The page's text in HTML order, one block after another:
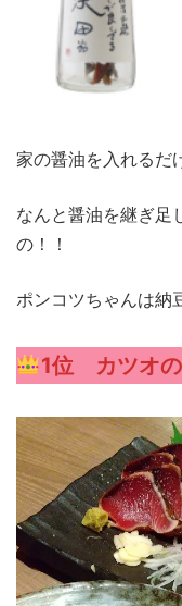
家の醤油を入れる
なんと醤油を継ぎ
の！！
ポンコツちゃんは納
1位 カツオの